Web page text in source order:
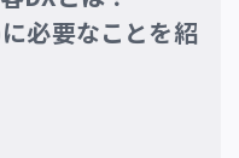
必要なことを紹